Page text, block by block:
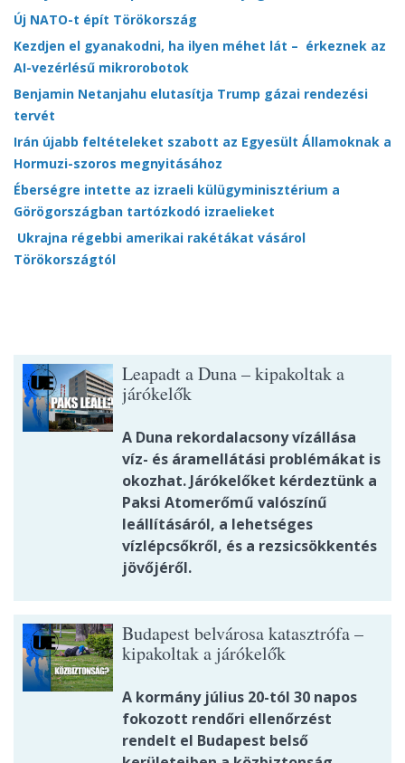
Új NATO-t épít Törökország
Kezdjen el gyanakodni, ha ilyen méhet lát – érkeznek az
AI-vezérlésű mikrorobotok
Benjamin Netanjahu elutasítja Trump gázai rendezési
tervét
Irán újabb feltételeket szabott az Egyesült Államoknak a
Hormuzi-szoros megnyitásához
Éberségre intette az izraeli külügyminisztérium a
Görögországban tartózkodó izraelieket
Ukrajna régebbi amerikai rakétákat vásárol
Törökországtól
Leapadt a Duna – kipakoltak a
járókelők
A Duna rekordalacsony vízállása
víz- és áramellátási problémákat is
okozhat. Járókelőket kérdeztünk a
Paksi Atomerőmű valószínű
leállításáról, a lehetséges
vízlépcsőkről, és a rezsicsökkentés
jövőjéről.
Budapest belvárosa katasztrófa –
kipakoltak a járókelők
A kormány július 20-tól 30 napos
fokozott rendőri ellenőrzést
rendelt el Budapest belső